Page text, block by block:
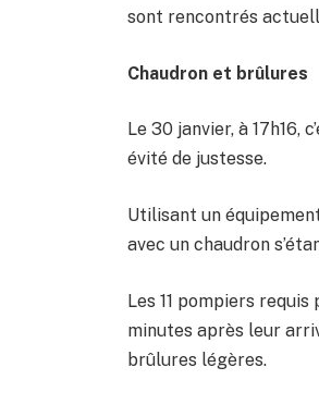
sont rencontrés
Chaudron et brûlures
Le 30 janvier, à 17h16,
évité de justesse.
Utilisant un
avec un chaudron
Les 11 pompiers
minutes après leur
brûlures légères.